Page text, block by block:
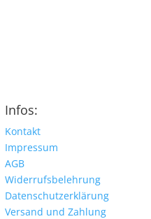
Infos:
Kontakt
Impressum
AGB
Widerrufsbelehrung
Datenschutzerklärung
Versand und Zahlung